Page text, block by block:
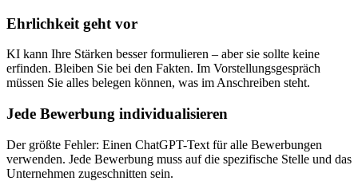
Ehrlichkeit geht vor
KI kann Ihre Stärken besser formulieren – aber sie sollte keine
erfinden. Bleiben Sie bei den Fakten. Im Vorstellungsgespräch
müssen Sie alles belegen können, was im Anschreiben steht.
Jede Bewerbung individualisieren
Der größte Fehler: Einen ChatGPT-Text für alle Bewerbungen
verwenden. Jede Bewerbung muss auf die spezifische Stelle und das
Unternehmen zugeschnitten sein.